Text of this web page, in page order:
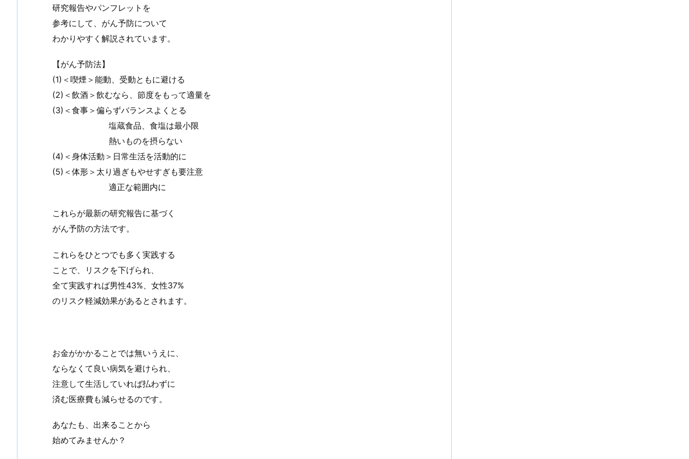
研究報告やパンフレットを
参考にして、がん予防について
わかりやすく解説されています。
【がん予防法】
(1)＜喫煙＞能動、受動ともに避ける
(2)＜飲酒＞飲むなら、節度をもって適量を
(3)＜食事＞偏らずバランスよくとる
塩蔵食品、食塩は最小限
熱いものを摂らない
(4)＜身体活動＞日常生活を活動的に
(5)＜体形＞太り過ぎもやせすぎも要注意
適正な範囲内に
これらが最新の研究報告に基づく
がん予防の方法です。
これらをひとつでも多く実践する
ことで、リスクを下げられ、
全て実践すれば男性43%、女性37%
のリスク軽減効果があるとされます。
お金がかかることでは無いうえに、
ならなくて良い病気を避けられ、
注意して生活していれば払わずに
済む医療費も減らせるのです。
あなたも、出来ることから
始めてみませんか？